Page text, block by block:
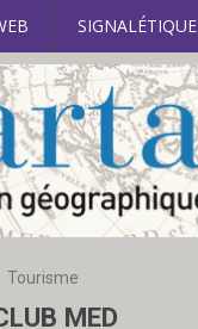
SIGNALÉTIQUE
Tourisme
MED